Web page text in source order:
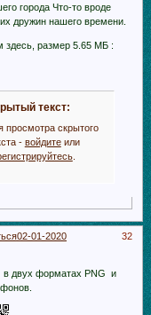
города Что-то вроде
дружин нашего времени.
здесь, размер 5.65 МБ :
текст:
просмотра скрытого
- войдитеили
.
32
02-01-2020
в двух форматах PNG и